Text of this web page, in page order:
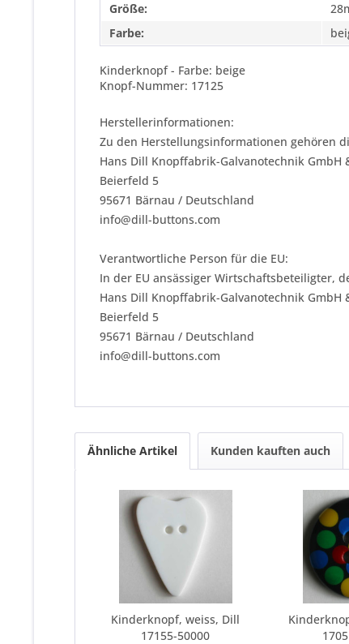
Größe:
Farbe:
Kinderknopf - Farbe: beige
Knopf-Nummer: 17125
Herstellerinformationen:
Zu den Herstellungsinformationen gehören
Hans Dill Knopffabrik-Galvanotechnik GmbH
Beierfeld 5
95671 Bärnau / Deutschland
info@dill-buttons.com
Verantwortliche Person für die EU:
In der EU ansässiger Wirtschaftsbeteiligter,
Hans Dill Knopffabrik-Galvanotechnik GmbH
Beierfeld 5
95671 Bärnau / Deutschland
info@dill-buttons.com
Ähnliche Artikel Kunden kauften auch
Kinderknopf, weiss, Dill
17155-50000